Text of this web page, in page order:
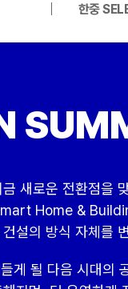
한중
새로운 전환점을
Home &
설의 방식 자체를
게 될 다음 시대의